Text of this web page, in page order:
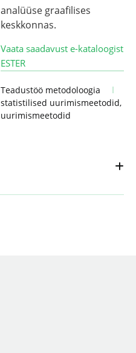
analüüse graafilises
keskkonnas.
Vaata saadavust e-kataloogist
ESTER
Teadustöö metodoloogia
statistilised uurimismeetodid,
uurimismeetodid